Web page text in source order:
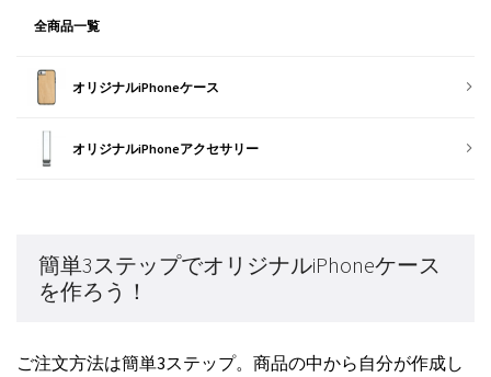
全商品一覧
オリジナルiPhoneケース
オリジナルiPhoneアクセサリー
簡単3ステップでオリジナルiPhoneケース
を作ろう！
ご注文方法は簡単3ステップ。商品の中から自分が作成し